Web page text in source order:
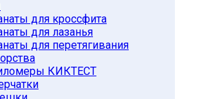
для кроссфита
для лазанья
для перетягивания
КИКТЕСТ